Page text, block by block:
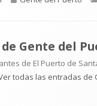
Gente del
de El Puerto de
todas las entradas de